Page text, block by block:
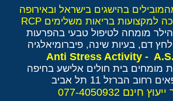
מומחה לטיפול טבעי בהפרעות
דם, בעיות שינה, פיברומיאלגיה
מומחים בית חולים אלישע בחיפה
רחוב הברזל 11 תל אביב
חינם 077-4050932